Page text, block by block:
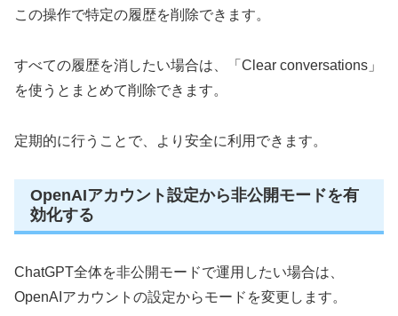
この操作で特定の履歴を削除できます。
すべての履歴を消したい場合は、「Clear conversations」
を使うとまとめて削除できます。
定期的に行うことで、より安全に利用できます。
OpenAIアカウント設定から非公開モードを有
効化する
ChatGPT全体を非公開モードで運用したい場合は、
OpenAIアカウントの設定からモードを変更します。